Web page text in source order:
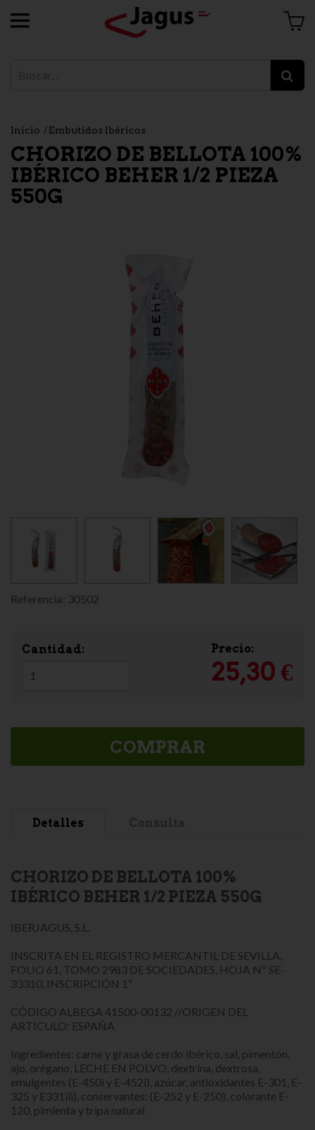
Inicio Embutidos Ibéricos
CHORIZO DE BELLOTA 100%
IBÉRICO BEHER 1/2 PIEZA
550G
Referencia: 30502
Cantidad: Precio:
25,30 €
COMPRAR
Detalles
CHORIZO DE BELLOTA 100%
IBÉRICO BEHER 1/2 PIEZA 550G
IBERJAGUS, S.L.
INSCRITA EN EL REGISTRO MERCANTIL DE SEVILLA,
FOLIO 61, TOMO 2983 DE SOCIEDADES, HOJA Nº SE-
33310, INSCRIPCIÓN 1ª
CÓDIGO ALBEGA 41500-00132 //ORIGEN DEL
ARTICULO: ESPAÑA
Ingredientes: carne y grasa de cerdo ibérico, sal, pimentón,
ajo, orégano, LECHE EN POLVO, dextrina, dextrosa,
emulgentes (E-450i y E-452i), azúcar, antioxidantes E-301, E-
325 y E331iii), conservantes: (E-252 y E-250), colorante E-
120, pimienta y tripa natural